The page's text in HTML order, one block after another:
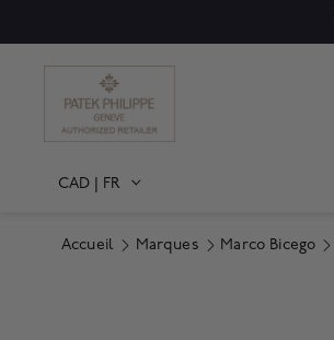
CAD | FR
Accueil Marques Marco Bicego